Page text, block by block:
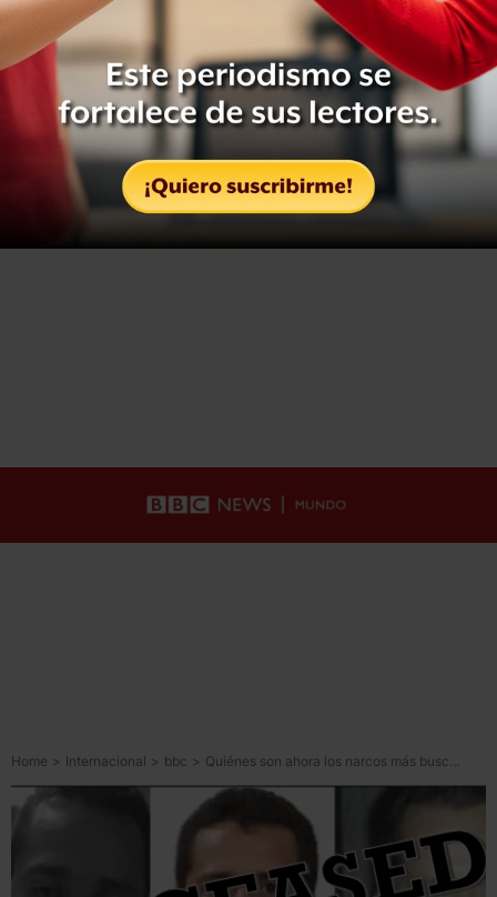
inauguración del
Mundial 2026 mediante
concurso de dominadas
Leer después
Home > Internacional > bbc >